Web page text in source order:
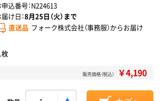
込番号：N224613
け日：8月25日（火）まで
直送品 フォーク株式会社（事務服）からお届け
枚
販売価格（税込） ￥4,190